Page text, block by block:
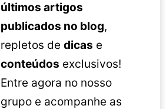
últimos artigos
publicados no blog,
repletos dedicas e
conteúdos exclusivos!
Entre agora no nosso
grupo e acompanhe as